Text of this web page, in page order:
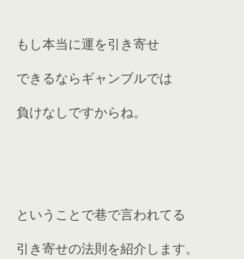
もし本当に運を引き寄せ
できるならギャンブルでは
負けなしですからね。
ということで巷で言われてる
引き寄せの法則を紹介します。